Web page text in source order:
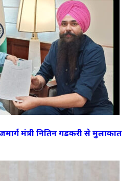
मंत्री नितिन गडकरी से मुलाकात